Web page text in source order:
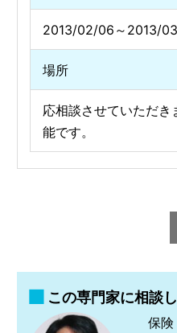
2013/02/06～2013/
場所
応相談させていただ
能です。
この専門家に相談
保険